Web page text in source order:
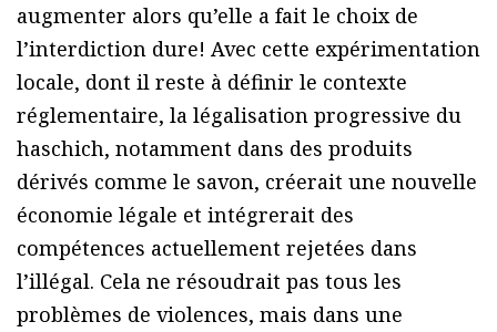
augmenter alors qu’elle a fait le choix de
l’interdiction dure! Avec cette expérimentation
locale, dont il reste à définir le contexte
réglementaire, la légalisation progressive du
haschich, notamment dans des produits
dérivés comme le savon, créerait une nouvelle
économie légale et intégrerait des
compétences actuellement rejetées dans
l’illégal. Cela ne résoudrait pas tous les
problèmes de violences, mais dans une